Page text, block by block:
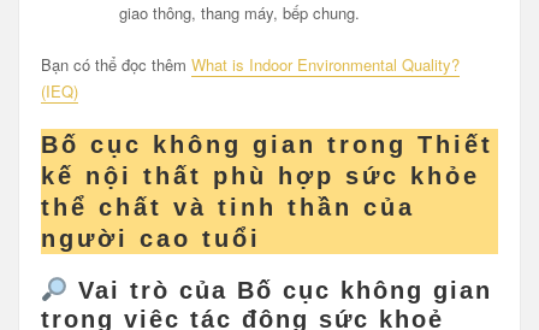
giao thông, thang máy, bếp chung.
Bạn có thể đọc thêm What is Indoor Environmental Quality?
(IEQ)
Bố cục không gian trong Thiết
kế nội thất phù hợp sức khỏe
thể chất và tinh thần của
người cao tuổi
Vai trò của Bố cục không gian
trong việc tác động sức khoẻ